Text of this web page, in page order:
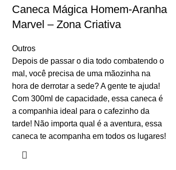
Caneca Mágica Homem-Aranha
Marvel – Zona Criativa
Outros
Depois de passar o dia todo combatendo o
mal, você precisa de uma mãozinha na
hora de derrotar a sede? A gente te ajuda!
Com 300ml de capacidade, essa caneca é
a companhia ideal para o cafezinho da
tarde! Não importa qual é a aventura, essa
caneca te acompanha em todos os lugares!